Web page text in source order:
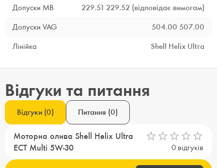
Допуски MB
229.51 229.52 (відповідає вимогам)
Допуски VAG
504.00 507.00
Лінійка
Shell Helix Ultra
Відгуки та питання
Відгуки (0) Питання (0)
Моторна олива Shell Helix Ultra
ECT Multi 5W-30
0 відгуків